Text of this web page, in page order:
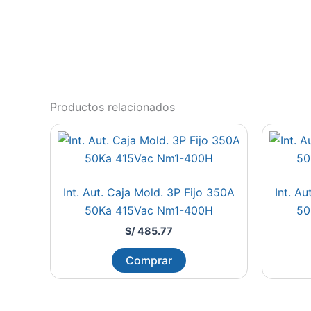
Productos relacionados
Int. Aut. Caja Mold. 3P Fijo 350A
50Ka 415Vac Nm1-400H
S/485.77
Comprar
Int.